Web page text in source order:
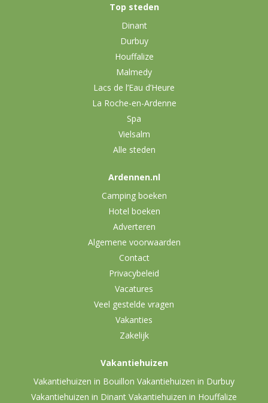
Top steden
Dinant
Durbuy
Houffalize
Malmedy
Lacs de l’Eau d’Heure
La Roche-en-Ardenne
Spa
Vielsalm
Alle steden
Ardennen.nl
Camping boeken
Hotel boeken
Adverteren
Algemene voorwaarden
Contact
Privacybeleid
Vacatures
Veel gestelde vragen
Vakanties
Zakelijk
Vakantiehuizen
Vakantiehuizen in Bouillon Vakantiehuizen in Durbuy
Vakantiehuizen in Dinant Vakantiehuizen in Houffalize